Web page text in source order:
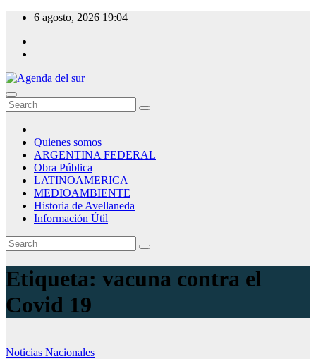
Skip
content
6 agosto, 2026 19:04
Agenda del sur
Quienes somos
ARGENTINA FEDERAL
Obra Pública
LATINOAMERICA
MEDIOAMBIENTE
Historia de Avellaneda
Información Útil
Etiqueta: vacuna contra el
Covid 19
Noticias Nacionales